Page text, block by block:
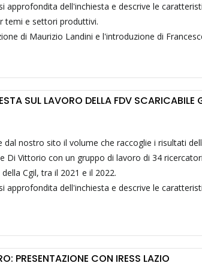
approfondita dell'inchiesta e descrive le
temi e settori produttivi.
di Maurizio Landini e l'introduzione di
SUL LAVORO DELLA FDV SCARICABILE
dal nostro sito il volume che raccoglie i risultati
Di Vittorio con un gruppo di lavoro di 34
Cgil, tra il 2021 e il 2022.
approfondita dell'inchiesta e descrive le
PRESENTAZIONE CON IRESS LAZIO